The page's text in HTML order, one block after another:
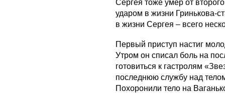
Сергея тоже умер от
ударом в жизни Гринькова-
в жизни Сергея – всего
Первый приступ настиг
Утром он списал боль на
готовиться к гастролям
последнюю службу над
Похоронили тело на